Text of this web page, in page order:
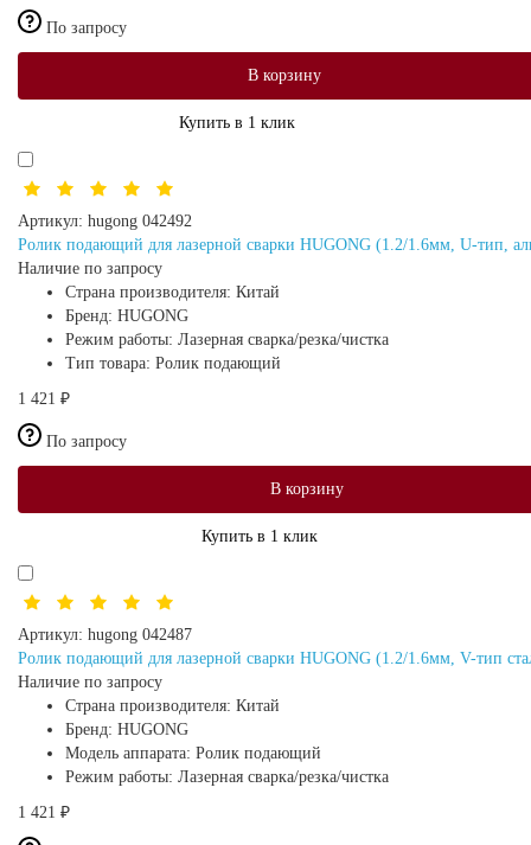
По запросу
В корзину
Купить в 1 клик
Артикул: hugong 042492
Ролик подающий для лазерной сварки HUGONG (1.2/1.6мм, U-тип,
Наличие по запросу
Страна производителя: Китай
Бренд: HUGONG
Режим работы: Лазерная сварка/резка/чистка
Тип товара: Ролик подающий
1 421 ₽
По запросу
В корзину
Купить в 1 клик
Артикул: hugong 042487
Ролик подающий для лазерной сварки HUGONG (1.2/1.6мм, V-тип
Наличие по запросу
Страна производителя: Китай
Бренд: HUGONG
Модель аппарата: Ролик подающий
Режим работы: Лазерная сварка/резка/чистка
1 421 ₽